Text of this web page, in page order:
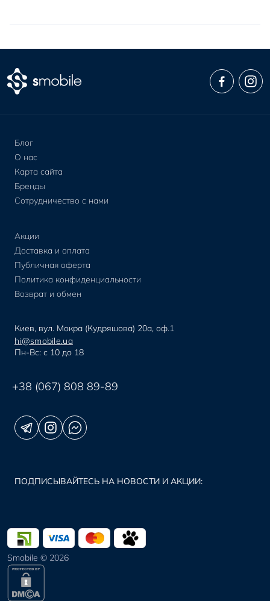
Блог
О нас
Карта сайта
Бренды
Сотрудничество с нами
Акции
Доставка и оплата
Публичная оферта
Политика конфиденциальности
Возврат и обмен
Киев, вул. Мокра (Кудряшова) 20а, оф.1
hi@smobile.ua
Пн-Вс: с 10 до 18
+38 (067) 808 89-89
ПОДПИСЫВАЙТЕСЬ НА НОВОСТИ И АКЦИИ:
Smobile © 2026